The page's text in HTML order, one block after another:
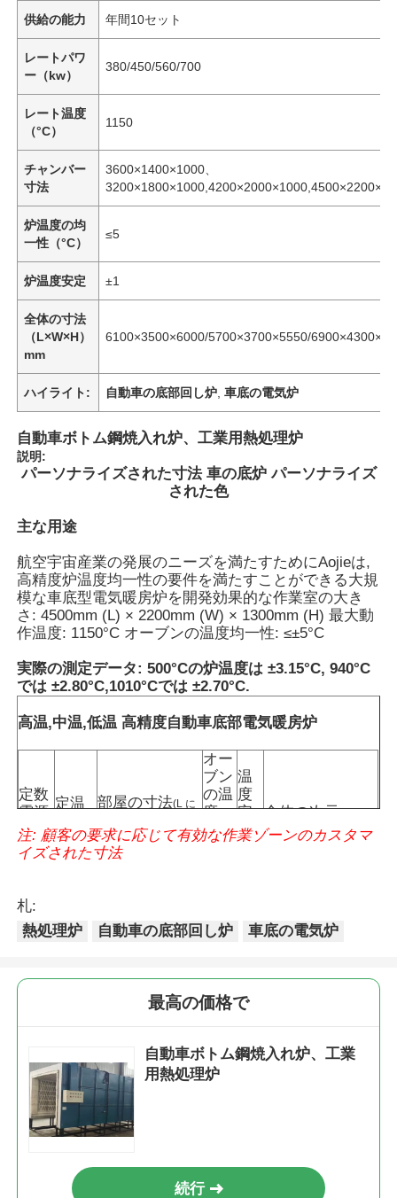
家
工場旅行
品質管理
私達に連絡しなさい
供給の能力 年間10セット
レートパワ
ー（kw）
380/450/560/700
レート温度
（°C）
1150
チャンバー
寸法
3600×1400×1000、
炉温度の均
一性（°C）
≤5
炉温度安定 ±1
全体の寸法
（L×W×H）
mm
6100×3500×6000/5700×3700×5550/
ハイライト: 自動車の底部回し炉 ,車底の電気炉
自動車ボトム鋼焼入れ炉、工業用熱処理炉
説明:
パーソナライズされた寸法 車の底炉 パーソナライズ
された色
主な用途
航空宇宙産業の発展のニーズを満たすためにAojieは,
高精度炉温度均一性の要件を満たすことができる大規
模な車底型電気暖房炉を開発効果的な作業室の大き
さ: 4500mm (L) × 2200mm (W) × 1300mm (H) 最大動
作温度: 1150°C オーブンの温度均一性: ≤±5°C
実際の測定データ: 500°Cの炉温度は ±3.15°C, 940°C
では ±2.80°C,1010°Cでは ±2.70°C.
高温,中温,低温 高精度自動車底部電気暖房炉
定数
電源
(kw)
定温
部屋の寸法(L に
オー
ブン
の温
度
均一
性
温
度
安
定
性
全体の次元
450
560 1150 4200×2000×1000 ≤5 ±1 6900×4300×6500
700 1150 4500×2200×1300 ≤5 ±1 7110×4400×6700
注: 顧客の要求に応じて有効な作業ゾーンのカスタマ
イズされた寸法
札:
熱処理炉
自動車の底部回し炉 車底の電気炉
最高の価格で
自動車ボトム鋼焼入れ炉、工業
用熱処理炉
続行